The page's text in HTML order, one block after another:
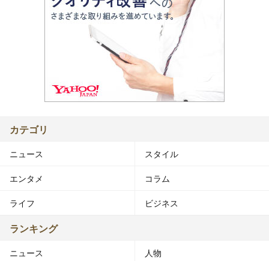
カテゴリ
ニュース スタイル
エンタメ コラム
ライフ ビジネス
ランキング
ニュース 人物